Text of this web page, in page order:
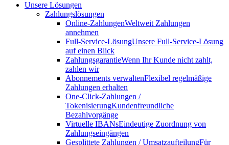
Unsere Lösungen
Zahlungslösungen
Online-ZahlungenWeltweit Zahlungen
annehmen
Full-Service-LösungUnsere Full-Service-Lösung
auf einen Blick
ZahlungsgarantieWenn Ihr Kunde nicht zahlt,
zahlen wir
Abonnements verwaltenFlexibel regelmäßige
Zahlungen erhalten
One-Click-Zahlungen /
TokenisierungKundenfreundliche
Bezahlvorgänge
Virtuelle IBANsEindeutige Zuordnung von
Zahlungseingängen
Gesplittete Zahlungen / UmsatzaufteilungFür